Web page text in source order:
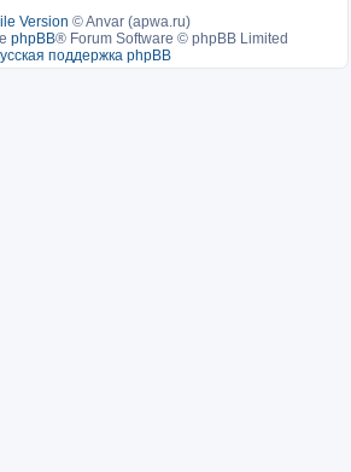
Version ©Anvar (apwa.ru)
phpBB® Forum Software © phpBB Limited
поддержка phpBB